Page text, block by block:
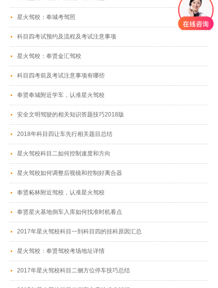
星火驾校：奉城考驾照
科目四考试预约及流程及考试注意事项
星火驾校：奉贤金汇驾校
科目四考前及考试注意事项有哪些
奉贤奉城附近学车，认准星火驾校
安全文明驾驶的相关知识答题技巧2018版
2018年科目四让车先行相关题目总结
星火驾校科目二如何控制速度和方向
星火驾校如何调整后视镜和控制好离合器
奉贤柘林附近驾校，认准星火驾校
奉贤星火基地倒车入库如何找准时机看点
2017年星火驾校科目一到科目四的挂科原因汇总
星火驾校：奉贤驾校考场地址详情
2017年星火驾校科目二侧方位停车技巧总结